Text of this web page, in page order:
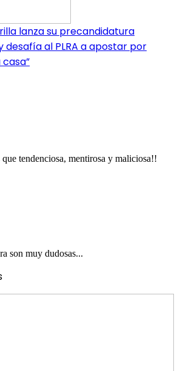
lanza su precandidatura
desafía al PLRA a apostar por
casa”
tendenciosa, mentirosa y maliciosa!!
son muy dudosas...